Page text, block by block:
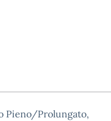
Pieno/Prolungato,